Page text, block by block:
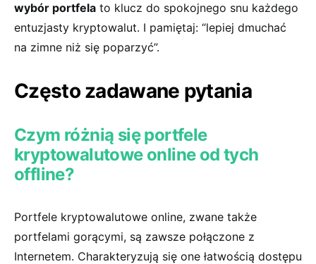
wybór portfela to klucz ⁤do⁤ spokojnego ⁣snu każdego
entuzjasty kryptowalut. ​I pamiętaj: “lepiej⁤ dmuchać
na zimne niż‌ się poparzyć”.
Często zadawane pytania
Czym różnią się portfele
kryptowalutowe online od tych
offline?
Portfele⁢ kryptowalutowe online, zwane także ​
portfelami gorącymi,⁢ są zawsze połączone z
Internetem. Charakteryzują się one łatwością dostępu‍